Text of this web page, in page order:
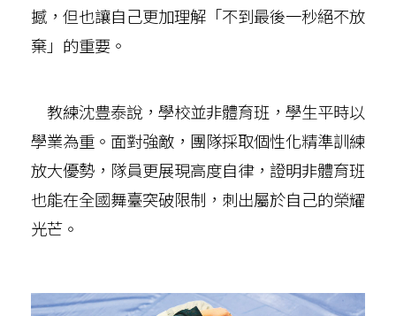
撼，但也讓自己更加理解「不到最後一秒絕不放
棄」的重要。
教練沈豊泰說，學校並非體育班，學生平時以
學業為重。面對強敵，團隊採取個性化精準訓練
放大優勢，隊員更展現高度自律，證明非體育班
也能在全國舞臺突破限制，刺出屬於自己的榮耀
光芒。